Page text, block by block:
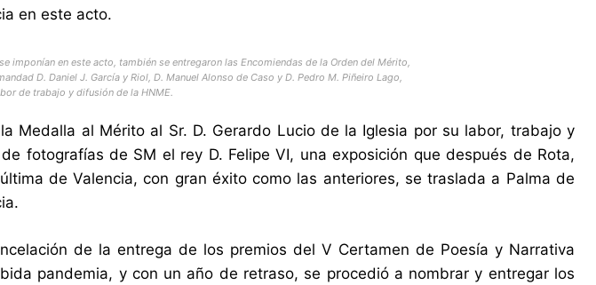
en este acto.
imponían en este acto, también se entregaron las Encomiendas de la Orden del Mérito,
D. Daniel J. García y Riol, D. Manuel Alonso de Caso y D. Pedro M. Piñeiro Lago,
de trabajo y difusión de la HNME.
Medalla al Mérito al Sr. D. Gerardo Lucio de la Iglesia por su labor, trabajo y
fotografías de SM el rey D. Felipe VI, una exposición que después de Rota,
de Valencia, con gran éxito como las anteriores, se traslada a Palma de
de la entrega de los premios del V Certamen de Poesía y Narrativa
pandemia, y con un año de retraso, se procedió a nombrar y entregar los